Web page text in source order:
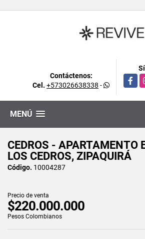
Contáctenos:
Cel. +573026638338 -
MENÚ
CEDROS - APARTAMENTO
LOS CEDROS, ZIPAQUIRÁ
Código. 10004287
Precio de venta
$220.000.000
Pesos Colombianos